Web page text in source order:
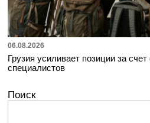
06.08.2026
Грузия усиливает позиции за
специалистов
Поиск